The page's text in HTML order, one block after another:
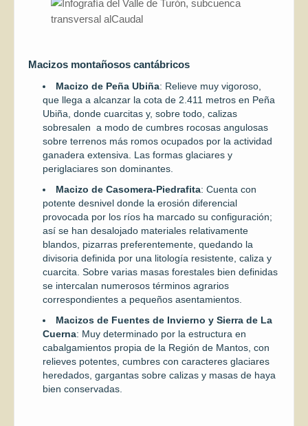
Macizos montañosos cantábricos
Macizo de Peña Ubiña: Relieve muy vigoroso,
que llega a alcanzar la cota de 2.411 metros en Peña
Ubiña, donde cuarcitas y, sobre todo, calizas
sobresalen a modo de cumbres rocosas angulosas
sobre terrenos más romos ocupados por la actividad
ganadera extensiva. Las formas glaciares y
periglaciares son dominantes.
Macizo de Casomera-Piedrafita: Cuenta con
potente desnivel donde la erosión diferencial
provocada por los ríos ha marcado su configuración;
así se han desalojado materiales relativamente
blandos, pizarras preferentemente, quedando la
divisoria definida por una litología resistente, caliza y
cuarcita. Sobre varias masas forestales bien definidas
se intercalan numerosos términos agrarios
correspondientes a pequeños asentamientos.
Macizos de Fuentes de Invierno y Sierra de La
Cuerna: Muy determinado por la estructura en
cabalgamientos propia de la Región de Mantos, con
relieves potentes, cumbres con caracteres glaciares
heredados, gargantas sobre calizas y masas de haya
bien conservadas.